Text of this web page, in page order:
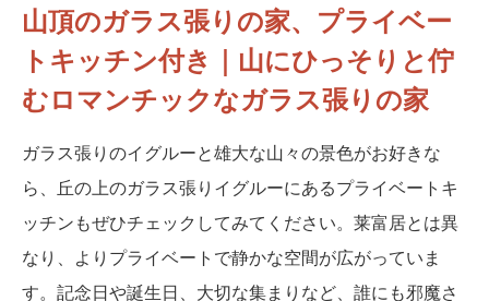
山頂のガラス張りの家、プライベー
トキッチン付き｜山にひっそりと佇
むロマンチックなガラス張りの家
ガラス張りのイグルーと雄大な山々の景色がお好きな
ら、丘の上のガラス張りイグルーにあるプライベートキ
ッチンもぜひチェックしてみてください。莱富居とは異
なり、よりプライベートで静かな空間が広がっていま
す。記念日や誕生日、大切な集まりなど、誰にも邪魔さ